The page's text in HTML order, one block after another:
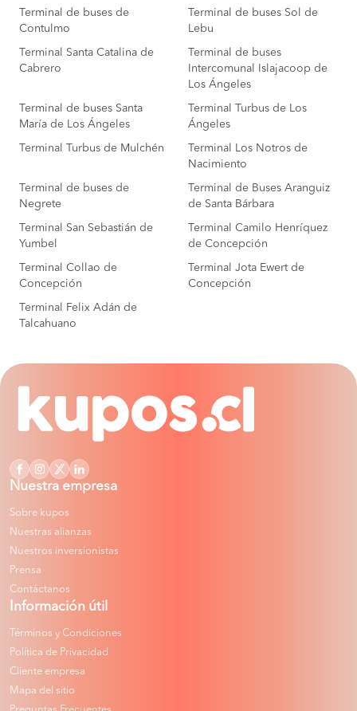
Terminal de buses de
Contulmo
Terminal de buses Sol de
Lebu
Terminal Santa Catalina de
Cabrero
Terminal de buses
Intercomunal Islajacoop de
Los Ángeles
Terminal de buses Santa
María de Los Ángeles
Terminal Turbus de Los
Ángeles
Terminal Turbus de Mulchén
Terminal Los Notros de
Nacimiento
Terminal de buses de
Negrete
Terminal de Buses Aranguiz
de Santa Bárbara
Terminal San Sebastián de
Yumbel
Terminal Camilo Henríquez
de Concepción
Terminal Collao de
Concepción
Terminal Jota Ewert de
Concepción
Terminal Felix Adán de
Talcahuano
Nuestra empresa
Sobre kupos
Nuestras alianzas
Nuestros inversionistas
Prensa
Contáctanos
Información útil
Términos y Condiciones
Política de Privacidad
Cliente empresa
Mapa del sitio